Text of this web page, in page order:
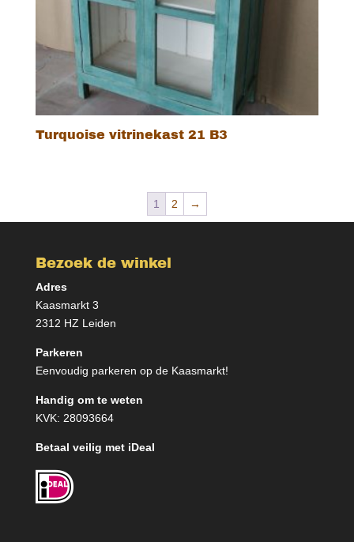
Turquoise vitrinekast 21 B3
1 2 →
Bezoek de winkel
Adres
Kaasmarkt 3
2312 HZ Leiden
Parkeren
Eenvoudig parkeren op de Kaasmarkt!
Handig om te weten
KVK: 28093664
Betaal veilig met iDeal